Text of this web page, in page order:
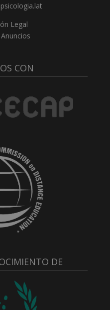
Legal
CON
DE